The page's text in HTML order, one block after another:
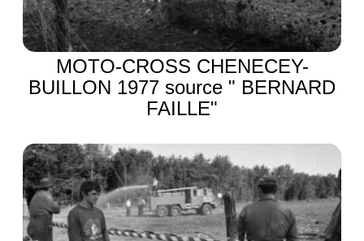
MOTO-CROSS CHENECEY-
BUILLON 1977 source " BERNARD
FAILLE"